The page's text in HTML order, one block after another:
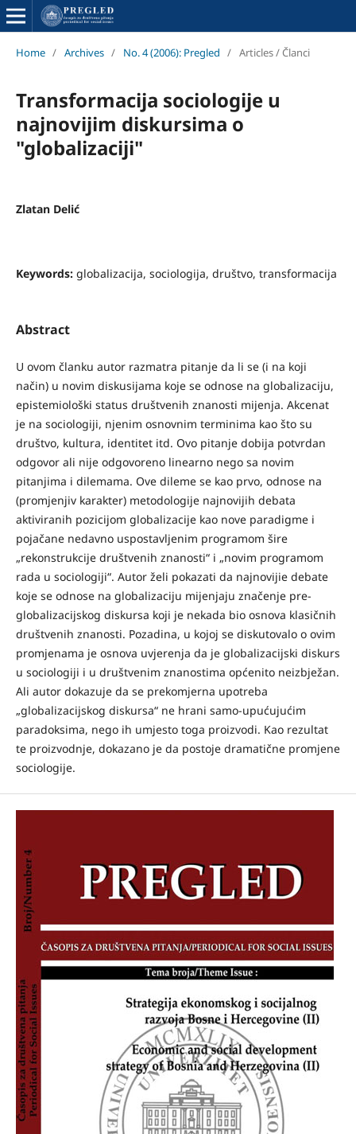
Home / Archives / No. 4 (2006): Pregled / Articles / Članci
Transformacija sociologije u
najnovijim diskursima o
"globalizaciji"
Zlatan Delić
Keywords: globalizacija, sociologija, društvo, transformacija
Abstract
U ovom članku autor razmatra pitanje da li se (i na koji
način) u novim diskusijama koje se odnose na globalizaciju,
epistemiološki status društvenih znanosti mijenja. Akcenat
je na sociologiji, njenim osnovnim terminima kao što su
društvo, kultura, identitet itd. Ovo pitanje dobija potvrdan
odgovor ali nije odgovoreno linearno nego sa novim
pitanjima i dilemama. Ove dileme se kao prvo, odnose na
(promjenjiv karakter) metodologije najnovijih debata
aktiviranih pozicijom globalizacije kao nove paradigme i
pojačane nedavno uspostavljenim programom šire
„rekonstrukcije društvenih znanosti“ i „novim programom
rada u sociologiji“. Autor želi pokazati da najnovijie debate
koje se odnose na globalizaciju mijenjaju značenje pre-
globalizacijskog diskursa koji je nekada bio osnova klasičnih
društvenih znanosti. Pozadina, u kojoj se diskutovalo o ovim
promjenama je osnova uvjerenja da je globalizacijski diskurs
u sociologiji i u društvenim znanostima općenito neizbježan.
Ali autor dokazuje da se prekomjerna upotreba
„globalizacijskog diskursa“ ne hrani samo-upućujućim
paradoksima, nego ih umjesto toga proizvodi. Kao rezultat
te proizvodnje, dokazano je da postoje dramatične promjene
sociologije.